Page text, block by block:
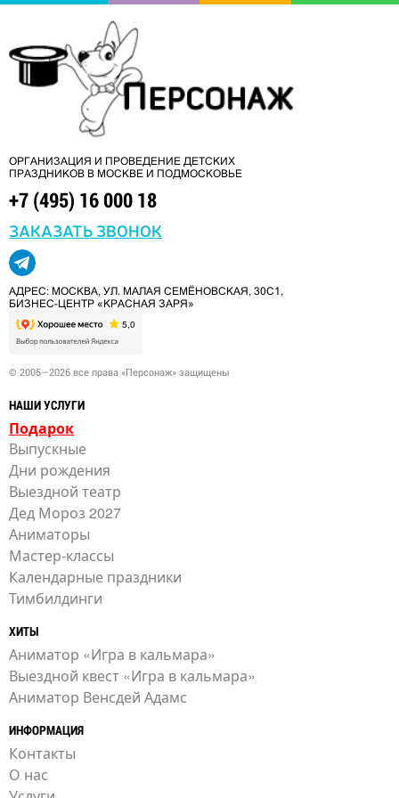
ОРГАНИЗАЦИЯ И ПРОВЕДЕНИЕ ДЕТСКИХ
ПРАЗДНИКОВ В МОСКВЕ И ПОДМОСКОВЬЕ
+7 (495) 16 000 18
ЗАКАЗАТЬ ЗВОНОК
АДРЕС: МОСКВА, УЛ. МАЛАЯ СЕМЁНОВСКАЯ, 30С1,
БИЗНЕС-ЦЕНТР «КРАСНАЯ ЗАРЯ»
© 2005—2026 все права «Персонаж» защищены
НАШИ УСЛУГИ
Подарок
Выпускные
Дни рождения
Выездной театр
Дед Мороз 2027
Аниматоры
Мастер-классы
Календарные праздники
Тимбилдинги
ХИТЫ
Аниматор «Игра в кальмара»
Выездной квест «Игра в кальмара»
Аниматор Венсдей Адамс
ИНФОРМАЦИЯ
Контакты
О нас